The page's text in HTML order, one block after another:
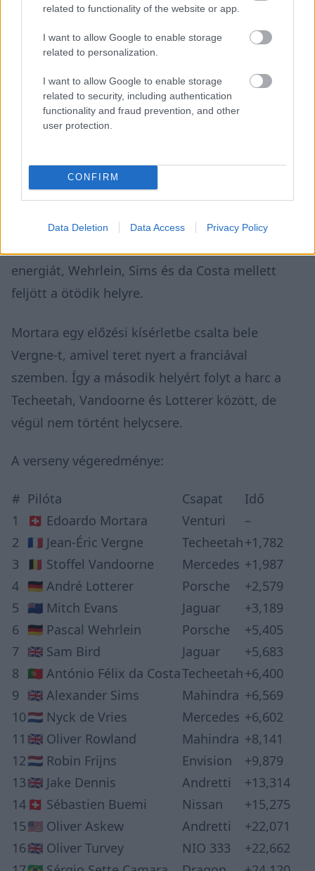
related to functionality of the website or app.
I want to allow Google to enable storage
related to personalization.
I want to allow Google to enable storage
related to security, including authentication
functionality and fraud prevention, and other
user protection.
CONFIRM
Data Deletion Data Access Privacy Policy
képest. Ugyan így mindkét vetélytársával
szemben pozíciót vesztett, de csak ideiglenesen.
Bár taktikailag úgy tűnt, a két Techeetah
lemaradt a vezető hármashoz képest, Vergne
átvette az utolsó dobogós helyet Lotterertől,
mellett is elment.
Mitch Evans – bár az időmérőn éppen kicsúszott
a párbajokból – szintén kihasználta a
energiát, Wehrlein, Sims és da Costa mellett
feljött a ötödik helyre.
Mortara egy előzési kísérletbe csalta bele
Vergne-t, amivel teret nyert a franciával
szemben. Így a második helyért folyt a harc a
Techeetah, Vandoorne és Lotterer között, de
végül nem történt helycsere.
A verseny végeredménye:
# Pilóta Csapat
Idő
1
🇨🇭 Edoardo Mortara Venturi
–
2 🇫🇷 Jean-Éric Vergne Techeetah+1,782
3
🇧🇪 Stoffel Vandoorne Mercedes +1,987
4 🇩🇪 André Lotterer Porsche
+2,579
5 🇳🇿 Mitch Evans Jaguar
+3,189
6 🇩🇪 Pascal Wehrlein Porsche
+5,405
7 🇬🇧 Sam Bird Jaguar
+5,683
8 🇵🇹 António Félix da CostaTecheetah+6,400
9 🇬🇧 Alexander Sims Mahindra +6,569
10🇳🇱 Nyck de Vries Mercedes +6,602
11 🇬🇧 Oliver Rowland Mahindra +8,141
12🇳🇱 Robin Frijns Envision
+9,879
13🇬🇧 Jake Dennis Andretti
+13,314
14 🇨🇭 Sébastien Buemi Nissan
+15,275
15🇺🇸 Oliver Askew Andretti
+22,071
16🇬🇧 Oliver Turvey NIO 333
+22,662